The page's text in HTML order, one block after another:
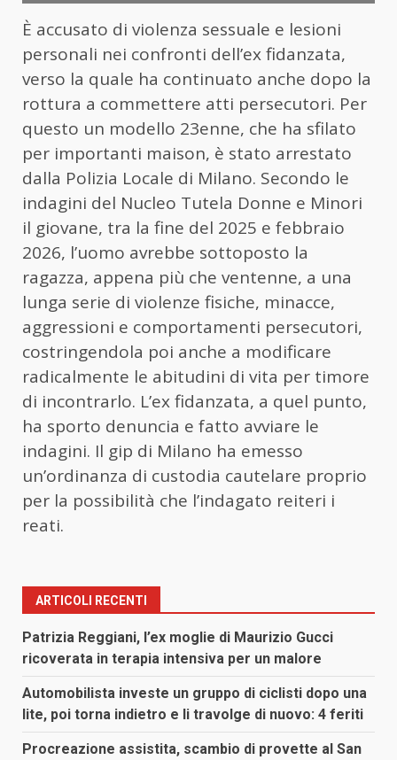
È accusato di violenza sessuale e lesioni
personali nei confronti dell’ex fidanzata,
verso la quale ha continuato anche dopo la
rottura a commettere atti persecutori. Per
questo un modello 23enne, che ha sfilato
per importanti maison, è stato arrestato
dalla Polizia Locale di Milano. Secondo le
indagini del Nucleo Tutela Donne e Minori
il giovane, tra la fine del 2025 e febbraio
2026, l’uomo avrebbe sottoposto la
ragazza, appena più che ventenne, a una
lunga serie di violenze fisiche, minacce,
aggressioni e comportamenti persecutori,
costringendola poi anche a modificare
radicalmente le abitudini di vita per timore
di incontrarlo. L’ex fidanzata, a quel punto,
ha sporto denuncia e fatto avviare le
indagini. Il gip di Milano ha emesso
un’ordinanza di custodia cautelare proprio
per la possibilità che l’indagato reiteri i
reati.
ARTICOLI RECENTI
Patrizia Reggiani, l’ex moglie di Maurizio Gucci
ricoverata in terapia intensiva per un malore
Automobilista investe un gruppo di ciclisti dopo una
lite, poi torna indietro e li travolge di nuovo: 4 feriti
Procreazione assistita, scambio di provette al San